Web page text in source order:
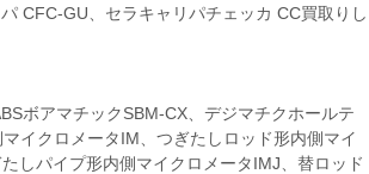
CFC-GU、セラキャリパチェッカ CC買取りし
ボアマチックSBM-CX、デジマチクホールテ
イクロメータIM、つぎたしロッド形内側マイ
しパイプ形内側マイクロメータIMJ、替ロッド